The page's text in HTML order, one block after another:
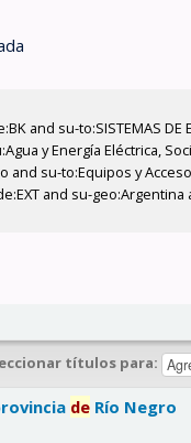
and su-to:SISTEMAS DE
y Energía Eléctrica,
and su-to:Equipos y
and su-
títulos para:
de Río Negro